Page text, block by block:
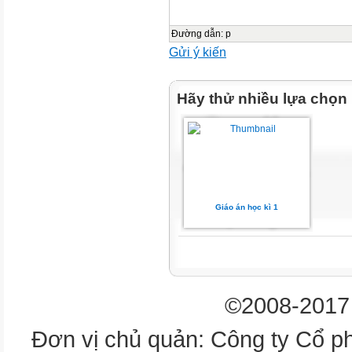
giá
- Trực quan
2: Hình thành kiến
- Máy tính
Đường dẫn: p
Gửi ý kiến
Hãy thử nhiều lựa chọn
Giáo án học kì 1
©2008-
Đơn vị chủ quản: Công ty Cổ